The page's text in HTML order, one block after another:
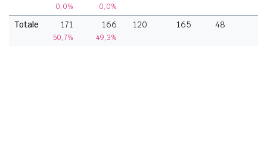
0,0% 0,0%
Totale 171
50,7%
166
49,3%
120 165 48